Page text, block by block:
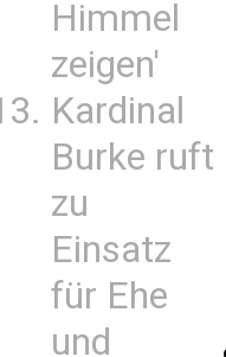
Himmel
zeigen'
Kardinal
Burke ruft
zu
Einsatz
für Ehe
und